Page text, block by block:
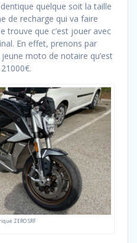
quelque soit la taille
de recharge qui va faire
trouve que c’est jouer avec
En effet, prenons par
moto de notaire qu’est
ZERO SRF